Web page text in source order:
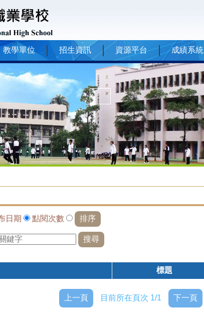
教學單位 招生資訊 資源平台 成績系統
日期 點閱次數
標題
上一頁 目前所在頁次 1/1 下一頁